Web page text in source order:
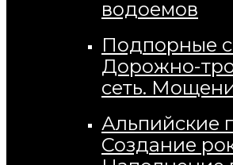
водоемов
Подпорные
Дорожно-
сеть.
Альпийские
Создание